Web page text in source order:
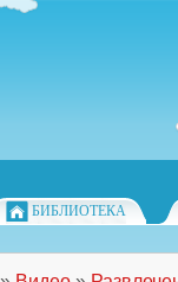
БИБЛИОТЕКА